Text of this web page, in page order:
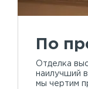
По
Отделка
наилучший
мы чертим